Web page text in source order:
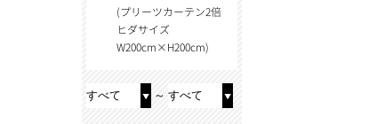
(プリーツカーテン2倍
ヒダサイズ
W200cm×H200cm)
～